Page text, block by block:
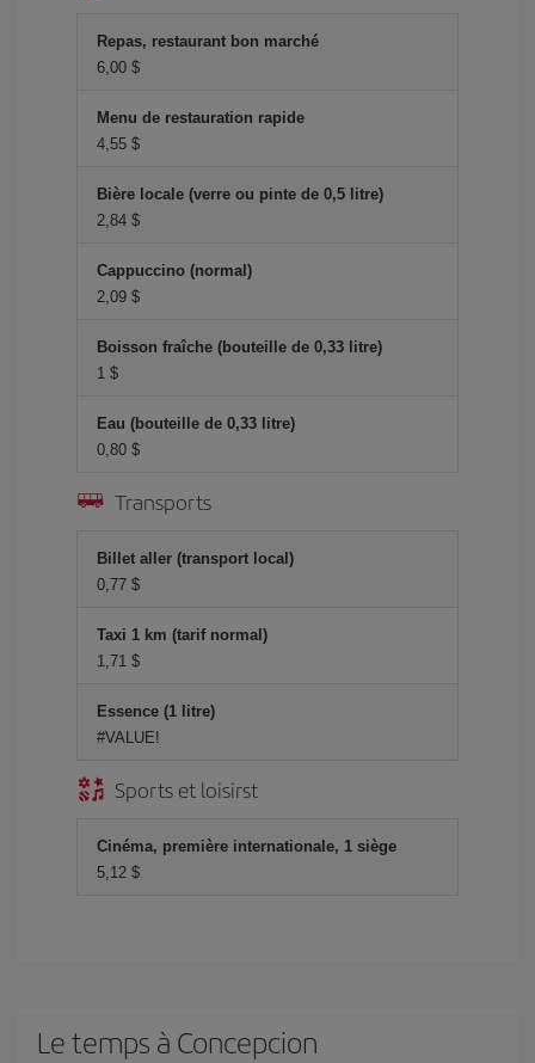
Repas, restaurant bon marché
6,00 $
Menu de restauration rapide
4,55 $
Bière locale (verre ou pinte de 0,5 litre)
2,84 $
Cappuccino (normal)
2,09 $
Boisson fraîche (bouteille de 0,33 litre)
1 $
Eau (bouteille de 0,33 litre)
0,80 $
Transports
Billet aller (transport local)
0,77 $
Taxi 1 km (tarif normal)
1,71 $
Essence (1 litre)
#VALUE!
Sports et loisirst
Cinéma, première internationale, 1 siège
5,12 $
Le temps à Concepcion